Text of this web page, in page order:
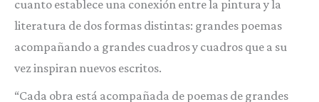
cuanto establece una conexión entre la pintura y la
literatura de dos formas distintas: grandes poemas
acompañando a grandes cuadros y cuadros que a su
vez inspiran nuevos escritos.
“Cada obra está acompañada de poemas de grandes